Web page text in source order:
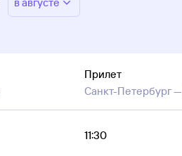
Прилет
Санкт-Петербург —
11:30